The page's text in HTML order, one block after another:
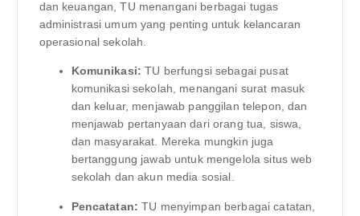
dan keuangan, TU menangani berbagai tugas
administrasi umum yang penting untuk kelancaran
operasional sekolah.
Komunikasi: TU berfungsi sebagai pusat
komunikasi sekolah, menangani surat masuk
dan keluar, menjawab panggilan telepon, dan
menjawab pertanyaan dari orang tua, siswa,
dan masyarakat. Mereka mungkin juga
bertanggung jawab untuk mengelola situs web
sekolah dan akun media sosial.
Pencatatan: TU menyimpan berbagai catatan,